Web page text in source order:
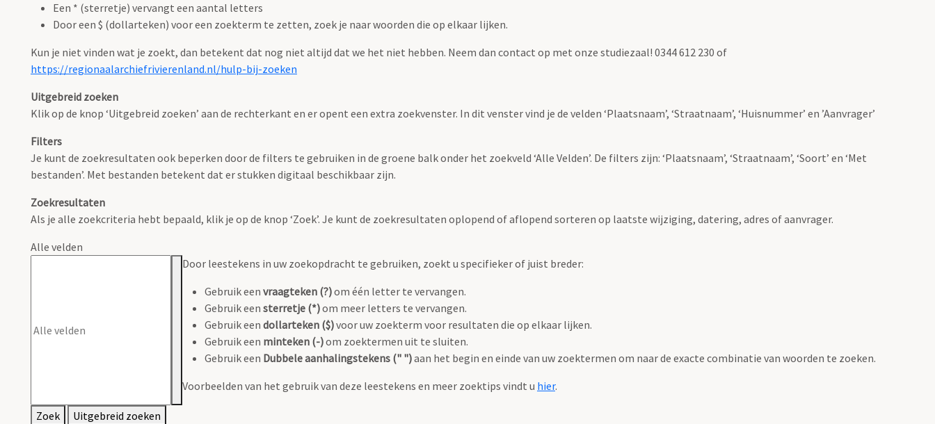
Een * (sterretje) vervangt een aantal letters
Door een $ (dollarteken) voor een zoekterm te zetten, zoek je naar woorden die op elkaar lijken.
Kun je niet vinden wat je zoekt, dan betekent dat nog niet altijd dat we het niet hebben. Neem dan contact op met onze studiezaal! 0344 612 230 of
https://regionaalarchiefrivierenland.nl/hulp-bij-zoeken
Uitgebreid zoeken
Klik op de knop ‘Uitgebreid zoeken’ aan de rechterkant en er opent een extra zoekvenster. In dit venster vind je de velden ‘Plaatsnaam’, ‘Straatnaam’, ‘Huisnummer’ en ’Aanvrager’
Filters
Je kunt de zoekresultaten ook beperken door de filters te gebruiken in de groene balk onder het zoekveld ‘Alle Velden’. De filters zijn: ‘Plaatsnaam’, ‘Straatnaam’, ‘Soort’ en ‘Met
bestanden’. Met bestanden betekent dat er stukken digitaal beschikbaar zijn.
Zoekresultaten
Als je alle zoekcriteria hebt bepaald, klik je op de knop ‘Zoek’. Je kunt de zoekresultaten oplopend of aflopend sorteren op laatste wijziging, datering, adres of aanvrager.
Alle velden
Door leestekens in uw zoekopdracht te gebruiken, zoekt u specifieker of juist breder:
Gebruik een vraagteken (?)om één letter te vervangen.
Gebruik een sterretje (*)om meer letters te vervangen.
Gebruik een dollarteken ($)voor uw zoekterm voor resultaten die op elkaar lijken.
Gebruik een minteken (-)om zoektermen uit te sluiten.
Gebruik een Dubbele aanhalingstekens (" ")aan het begin en einde van uw zoektermen om naar de exacte combinatie van woorden te zoeken.
Voorbeelden van het gebruik van deze leestekens en meer zoektips vindt u hier.
Zoek Uitgebreid zoeken